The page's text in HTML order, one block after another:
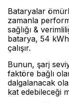
Bataryalar
zamanla
sağlığı &
batarya, 54
çalışır.
Bunun, şarj
faktöre bağlı
dalgalanacak
kat edebileceği